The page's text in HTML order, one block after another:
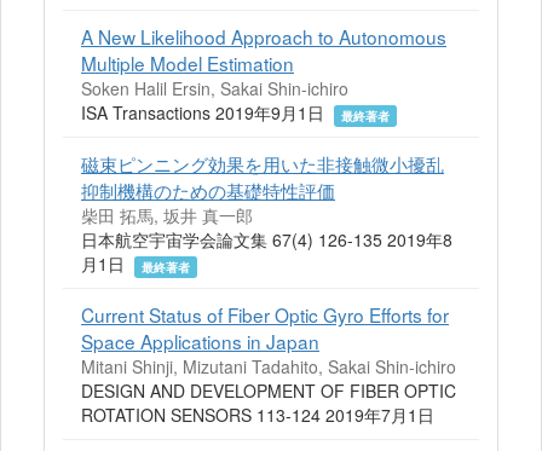
A New Likelihood Approach to Autonomous
Multiple Model Estimation
Soken Halil Ersin, Sakai Shin-ichiro
ISA Transactions 2019年9月1日
最終著者
磁束ピンニング効果を用いた非接触微小擾乱
抑制機構のための基礎特性評価
柴田 拓馬, 坂井 真一郎
日本航空宇宙学会論文集 67(4) 126-135 2019年8
月1日
最終著者
Current Status of Fiber Optic Gyro Efforts for
Space Applications in Japan
Mitani Shinji, Mizutani Tadahito, Sakai Shin-ichiro
DESIGN AND DEVELOPMENT OF FIBER OPTIC
ROTATION SENSORS 113-124 2019年7月1日